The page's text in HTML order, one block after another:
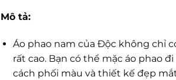
Mô tả:
Áo phao nam của Độc không chỉ
rất cao. Bạn có thể mặc áo phao
cách phối màu và thiết kế đẹp